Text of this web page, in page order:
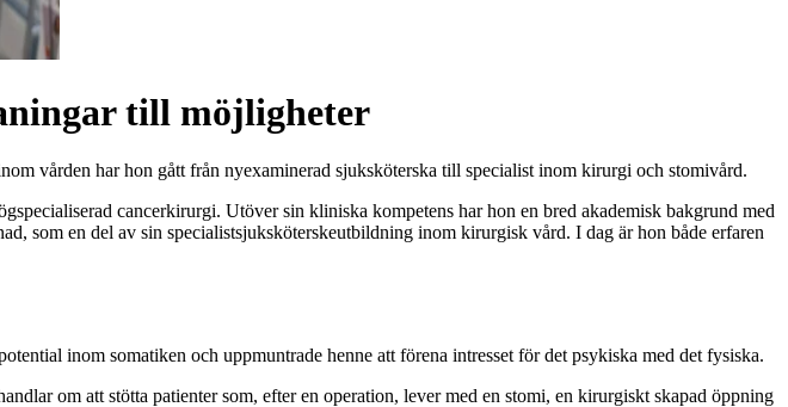
till möjligheter
vården har hon gått från nyexaminerad sjuksköterska till specialist inom kirurgi och stomivård.
cancerkirurgi. Utöver sin kliniska kompetens har hon en bred akademisk bakgrund med
som en del av sin specialistsjuksköterskeutbildning inom kirurgisk vård. I dag är hon både erfaren
inom somatiken och uppmuntrade henne att förena intresset för det psykiska med det fysiska.
om att stötta patienter som, efter en operation, lever med en stomi, en kirurgiskt skapad öppning